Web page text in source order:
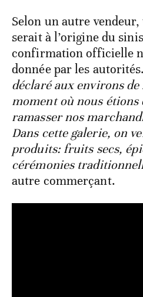
Selon un autre
serait à l’origine du
confirmation officielle
donnée par les
déclaré aux environs
moment où nous étions
ramasser nos
Dans cette galerie, on
produits: fruits secs,
cérémonies
autre commerçant.